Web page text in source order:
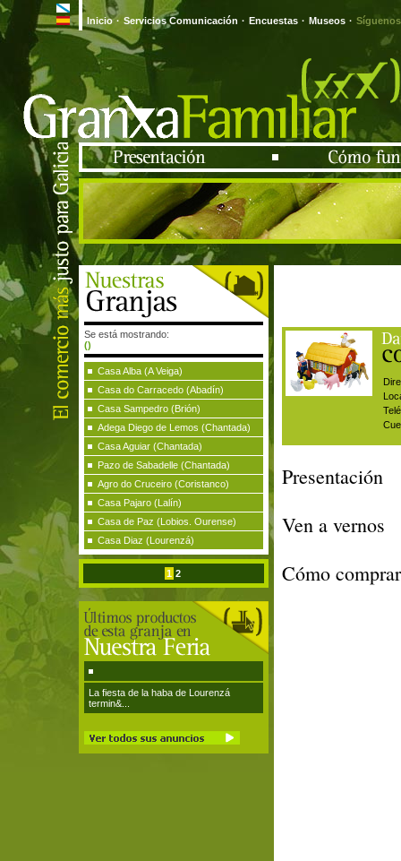
Inicio · Servicios Comunicación · Encuestas · Museos · Síguenos
Se está mostrando:
()
Casa Alba (A Veiga)
Casa do Carracedo (Abadín)
Casa Sampedro (Brión)
Adega Diego de Lemos (Chantada)
Casa Aguiar (Chantada)
Pazo de Sabadelle (Chantada)
Agro do Cruceiro (Coristanco)
Casa Pajaro (Lalín)
Casa de Paz (Lobios. Ourense)
Casa Diaz (Lourenzá)
1 2
La fiesta de la haba de Lourenzá
termin&...
Presentación
Ven a vernos
Cómo comprar